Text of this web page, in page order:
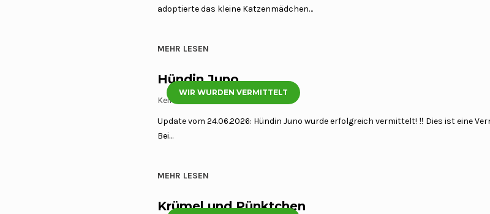
adoptierte das kleine Katzenmädchen…
MEHR LESEN
WIR WURDEN VERMITTELT
Hündin Juno
Keine Kommentare
Update vom 24.06.2026: Hündin Juno wurde erfolgreich vermittelt! ‼️ Dies ist eine
Bei…
MEHR LESEN
Krümel und Pünktchen